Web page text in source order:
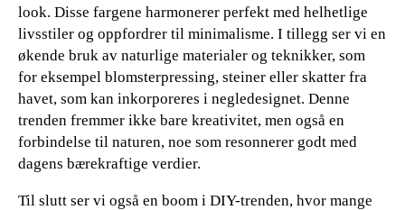
look. Disse fargene harmonerer perfekt med helhetlige
livsstiler og oppfordrer til minimalisme. I tillegg ser vi en
økende bruk av naturlige materialer og teknikker, som
for eksempel blomsterpressing, steiner eller skatter fra
havet, som kan inkorporeres i negledesignet. Denne
trenden fremmer ikke bare kreativitet, men også en
forbindelse til naturen, noe som resonnerer godt med
dagens bærekraftige verdier.
Til slutt ser vi også en boom i DIY-trenden, hvor mange